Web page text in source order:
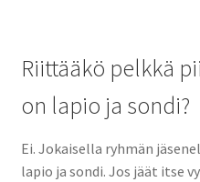
Riittääkö pelkkä
on lapio ja sondi?
Ei. Jokaisella ryhmän
lapio ja sondi. Jos jäät itse